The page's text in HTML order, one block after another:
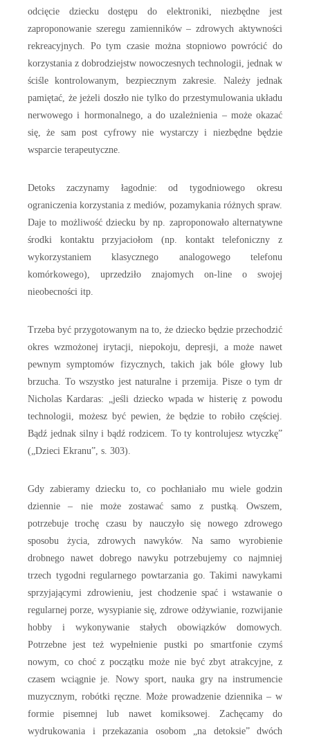
odcięcie dziecku dostępu do elektroniki, niezbędne jest
zaproponowanie szeregu zamienników – zdrowych aktywności
rekreacyjnych. Po tym czasie można stopniowo powrócić do
korzystania z dobrodziejstw nowoczesnych technologii, jednak w
ściśle kontrolowanym, bezpiecznym zakresie. Należy jednak
pamiętać, że jeżeli doszło nie tylko do przestymulowania układu
nerwowego i hormonalnego, a do uzależnienia – może okazać
się, że sam post cyfrowy nie wystarczy i niezbędne będzie
wsparcie terapeutyczne.
Detoks zaczynamy łagodnie: od tygodniowego okresu
ograniczenia korzystania z mediów, pozamykania różnych spraw.
Daje to możliwość dziecku by np. zaproponowało alternatywne
środki kontaktu przyjaciołom (np. kontakt telefoniczny z
wykorzystaniem klasycznego analogowego telefonu
komórkowego), uprzedziło znajomych on-line o swojej
nieobecności itp.
Trzeba być przygotowanym na to, że dziecko będzie przechodzić
okres wzmożonej irytacji, niepokoju, depresji, a może nawet
pewnym symptomów fizycznych, takich jak bóle głowy lub
brzucha. To wszystko jest naturalne i przemija. Pisze o tym dr
Nicholas Kardaras: „jeśli dziecko wpada w histerię z powodu
technologii, możesz być pewien, że będzie to robiło częściej.
Bądź jednak silny i bądź rodzicem. To ty kontrolujesz wtyczkę”
(„Dzieci Ekranu”, s. 303).
Gdy zabieramy dziecku to, co pochłaniało mu wiele godzin
dziennie – nie może zostawać samo z pustką. Owszem,
potrzebuje trochę czasu by nauczyło się nowego zdrowego
sposobu życia, zdrowych nawyków. Na samo wyrobienie
drobnego nawet dobrego nawyku potrzebujemy co najmniej
trzech tygodni regularnego powtarzania go. Takimi nawykami
sprzyjającymi zdrowieniu, jest chodzenie spać i wstawanie o
regularnej porze, wysypianie się, zdrowe odżywianie, rozwijanie
hobby i wykonywanie stałych obowiązków domowych.
Potrzebne jest też wypełnienie pustki po smartfonie czymś
nowym, co choć z początku może nie być zbyt atrakcyjne, z
czasem wciągnie je. Nowy sport, nauka gry na instrumencie
muzycznym, robótki ręczne. Może prowadzenie dziennika – w
formie pisemnej lub nawet komiksowej. Zachęcamy do
wydrukowania i przekazania osobom „na detoksie” dwóch